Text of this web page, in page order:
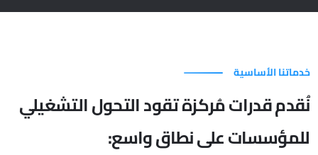
خدماتنا الأساسية
نُقدم قدرات مُركزة تقود التحول التشغيلي
للمؤسسات على نطاق واسع: